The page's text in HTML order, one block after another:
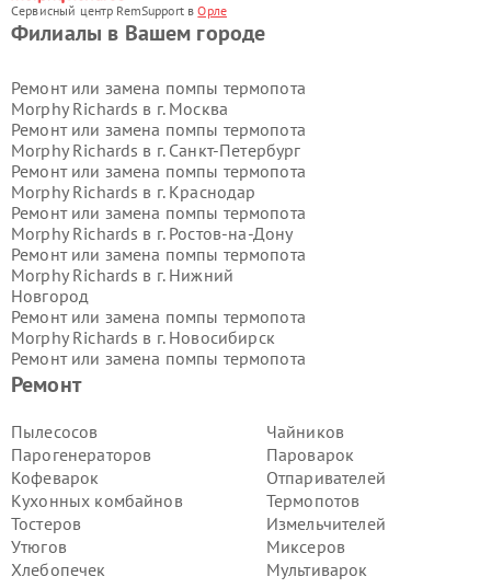
Сервисный центр RemSupport вОрле
Ремонт
Пылесосов
Парогенераторов
Кофеварок
Кухонных комбайнов
Тостеров
Утюгов
Хлебопечек
Чайников
Пароварок
Отпаривателей
Термопотов
Измельчителей
Миксеров
Мультиварок
Филиалы в Вашем городе
Ремонт или замена помпы термопота
Morphy Richards в г. Москва
Ремонт или замена помпы термопота
Morphy Richards в г. Санкт-Петербург
Ремонт или замена помпы термопота
Morphy Richards в г. Краснодар
Ремонт или замена помпы термопота
Morphy Richards в г. Ростов-на-Дону
Ремонт или замена помпы термопота
Morphy Richards в г. Нижний
Новгород
Ремонт или замена помпы термопота
Morphy Richards в г. Новосибирск
Ремонт или замена помпы термопота
Morphy Richards в г.
Ремонт или замена помпы термопота
Ремонт или замена помпы термопота
Morphy Richards в г.
Ремонт или замена помпы термопота
Morphy Richards в г.Волгоград
Ремонт или замена помпы термопота
Morphy Richards в г.
Ремонт или замена помпы термопота